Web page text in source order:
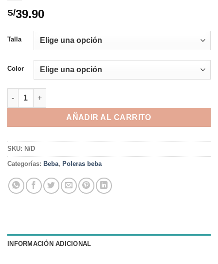
S/39.90
Talla
Color
POLERA ALEXA - FRANELA cantidad
AÑADIR AL CARRITO
SKU: N/D
Categorías: Beba, Poleras beba
INFORMACIÓN ADICIONAL